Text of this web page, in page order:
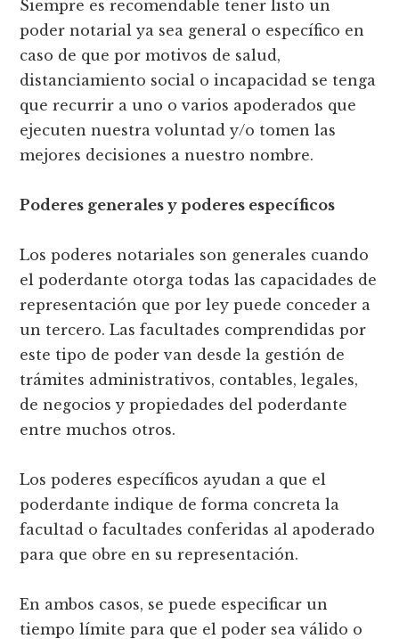
Siempre es recomendable tener listo un
poder notarial ya sea general o específico en
caso de que por motivos de salud,
distanciamiento social o incapacidad se tenga
que recurrir a uno o varios apoderados que
ejecuten nuestra voluntad y/o tomen las
mejores decisiones a nuestro nombre.
Poderes generales y poderes específicos
Los poderes notariales son generales cuando
el poderdante otorga todas las capacidades de
representación que por ley puede conceder a
un tercero. Las facultades comprendidas por
este tipo de poder van desde la gestión de
trámites administrativos, contables, legales,
de negocios y propiedades del poderdante
entre muchos otros.
Los poderes específicos ayudan a que el
poderdante indique de forma concreta la
facultad o facultades conferidas al apoderado
para que obre en su representación.
En ambos casos, se puede especificar un
tiempo límite para que el poder sea válido o